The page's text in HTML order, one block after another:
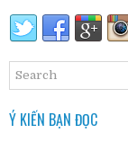
Ý KIẾN BẠN ĐỌC